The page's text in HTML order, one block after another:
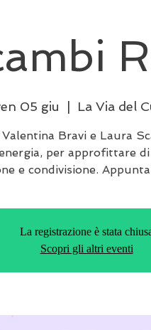
05 giu La Via del
Valentina Bravi e Laura
per approfittare
e condivisione.
La registrazione è stata
Scopri gli altri eventi